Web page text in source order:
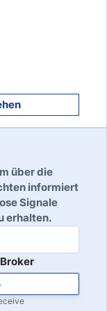
über die
informiert
Signale
erhalten.